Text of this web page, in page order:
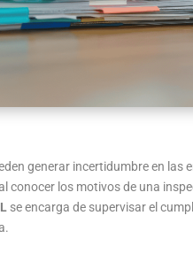
generar incertidumbre en las
conocer los motivos de una
se encarga de supervisar el